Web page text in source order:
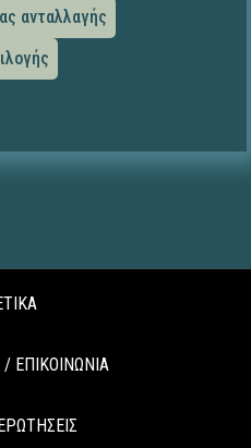
ανταλλαγής
ΕΠΙΚΟΙΝΩΝΙΑ